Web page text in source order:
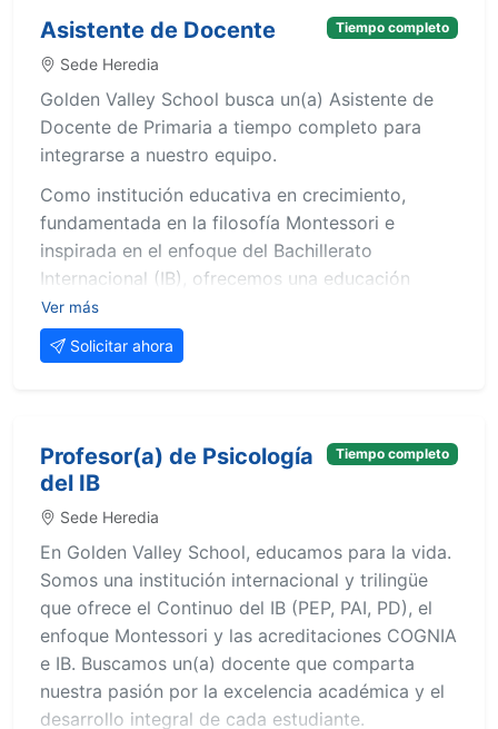
Asistente de Docente Tiempo completo
Sede Heredia
Golden Valley School busca un(a) Asistente de
Docente de Primaria a tiempo completo para
integrarse a nuestro equipo.
Como institución educativa en crecimiento,
fundamentada en la filosofía Montessori e
inspirada en el enfoque del Bachillerato
Internacional (IB), ofrecemos una educación
holística y centrada en el estudiante que
promueve el desarrollo integral y la mentalidad
internacional. Valoramos la colaboración, la
La persona seleccionada apoyará al docente
titular en la creación de un entorno seguro,
afectuoso y estimulante en el que los niños
puedan desarrollarse académica, social y
emocionalmente. Este puesto es ideal para
personas apasionadas por la educación que
buscan una experiencia significativa y
crecimiento dentro de un entorno escolar
bilingüe e internacional.
Responsabilidades principales
Ver más
Solicitar ahora
Profesor(a) de Psicología
del IB
Tiempo completo
Sede Heredia
En Golden Valley School, educamos para la vida.
Somos una institución internacional y trilingüe
que ofrece el Continuo del IB (PEP, PAI, PD), el
enfoque Montessori y las acreditaciones COGNIA
e IB. Buscamos un(a) docente que comparta
nuestra pasión por la excelencia académica y el
desarrollo integral de cada estudiante.